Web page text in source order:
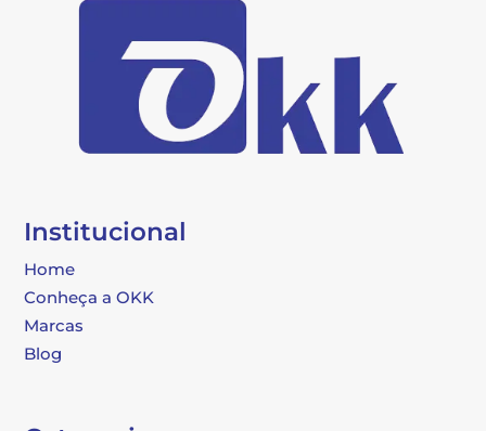
Institucional
Home
Conheça a OKK
Marcas
Blog